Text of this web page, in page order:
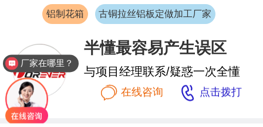
铝制花箱 古铜拉丝铝板定做加工厂家
半懂最容易产生误区
与项目经理联系/疑惑一次全懂
 在线咨询  点击拨打
厂家在哪里？